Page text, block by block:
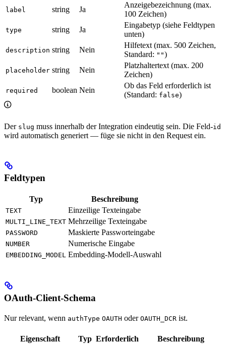
label string Ja
Anzeigebezeichnung (max.
100 Zeichen)
type string Ja
Eingabetyp (siehe Feldtypen
unten)
description string Nein
Hilfetext (max. 500 Zeichen,
Standard: "")
placeholder string Nein
Platzhaltertext (max. 200
Zeichen)
required boolean Nein
Ob das Feld erforderlich ist
(Standard: false)
Der slug muss innerhalb der Integration eindeutig sein. Die Feld-id
wird automatisch generiert — füge sie nicht in den Request ein.
Feldtypen
Typ Beschreibung
TEXT Einzeilige Texteingabe
MULTI_LINE_TEXT Mehrzeilige Texteingabe
PASSWORD Maskierte Passworteingabe
NUMBER Numerische Eingabe
EMBEDDING_MODEL Embedding-Modell-Auswahl
OAuth-Client-Schema
Nur relevant, wenn authType OAUTH oder OAUTH_DCR ist.
Eigenschaft Typ Erforderlich Beschreibung